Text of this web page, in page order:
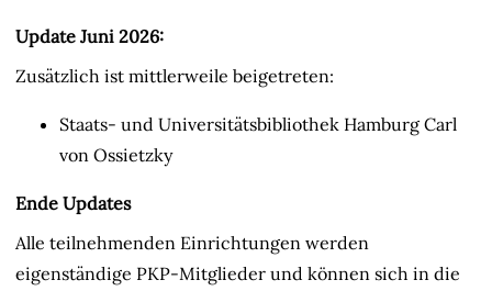
Update Juni 2026:
Zusätzlich ist mittlerweile beigetreten:
Staats- und Universitätsbibliothek Hamburg Carl
von Ossietzky
Ende Updates
Alle teilnehmenden Einrichtungen werden
eigenständige PKP-Mitglieder und können sich in die